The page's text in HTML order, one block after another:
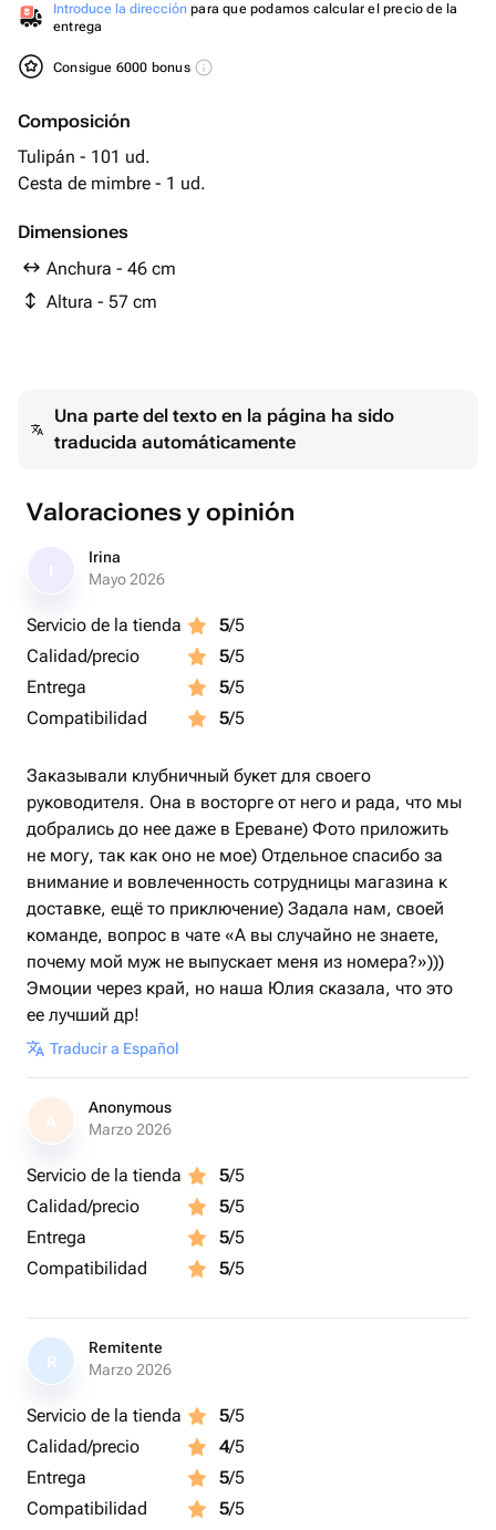
Introduce la dirección para que podamos calcular el precio de la
entrega
Consigue 6000 bonus
Composición
Tulipán - 101 ud.
Cesta de mimbre - 1 ud.
Dimensiones
Anchura - 46 cm
Altura - 57 cm
Una parte del texto en la página ha sido
traducida automáticamente
Valoraciones y opinión
Irina
Mayo 2026
Servicio de la tienda 5/5
Calidad/precio
5/5
Entrega
5/5
Compatibilidad
5/5
Заказывали клубничный букет для своего
руководителя. Она в восторге от него и рада, что мы
добрались до нее даже в Ереване) Фото приложить
не могу, так как оно не мое) Отдельное спасибо за
внимание и вовлеченность сотрудницы магазина к
доставке, ещё то приключение) Задала нам, своей
команде, вопрос в чате «А вы случайно не знаете,
почему мой муж не выпускает меня из номера?»)))
Эмоции через край, но наша Юлия сказала, что это
ее лучший др!
Traducir a Español
A
Anonymous
Marzo 2026
Servicio de la tienda 5/5
Calidad/precio
5/5
Entrega
5/5
Compatibilidad
5/5
R
Remitente
Marzo 2026
Servicio de la tienda 5/5
Calidad/precio
4/5
Entrega
5/5
Compatibilidad
5/5